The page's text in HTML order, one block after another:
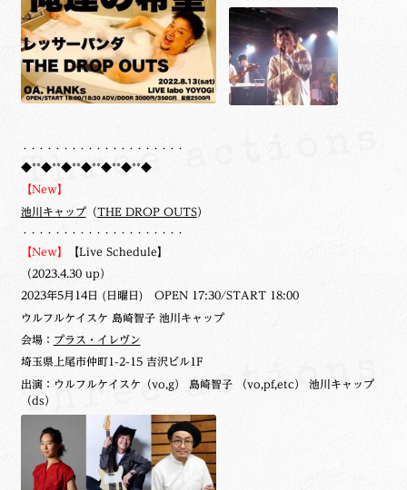
・・・・・・・・・・・・・・・・・・・・
◆**◆**◆**◆**◆**◆**◆
【New】
池川キャップ（THE DROP OUTS）
・・・・・・・・・・・・・・・・・・・・
【New】 【Live Schedule】
（2023.4.30 up）
2023年5月14日 (日曜日) OPEN 17:30/START 18:00
ウルフルケイスケ 島崎智子 池川キャップ
会場： プラス・イレヴン
埼玉県上尾市仲町1-2-15 吉沢ビル1F
出演：ウルフルケイスケ（vo,g） 島崎智子 （vo,pf,etc） 池川キャップ
（ds）